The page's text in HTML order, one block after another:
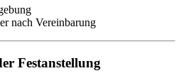
nach Vereinbarung
Festanstellung